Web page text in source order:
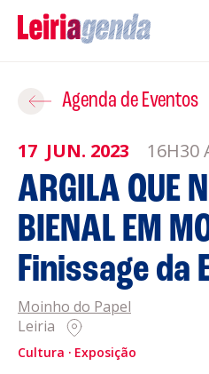
Agenda
Sobre a
Promotores
Clubes Desportivos
Contactos
Informações
Política de Privacidade
Agenda de Eventos
17 JUN. 2023 16H30
ARGILA QUE
BIENAL EM
Finissage da
Moinho do Papel
Leiria
Cultura Exposição
Adicionar ao
ROTEIROS EXISTENTES
CRIAR NOVO
Gravar